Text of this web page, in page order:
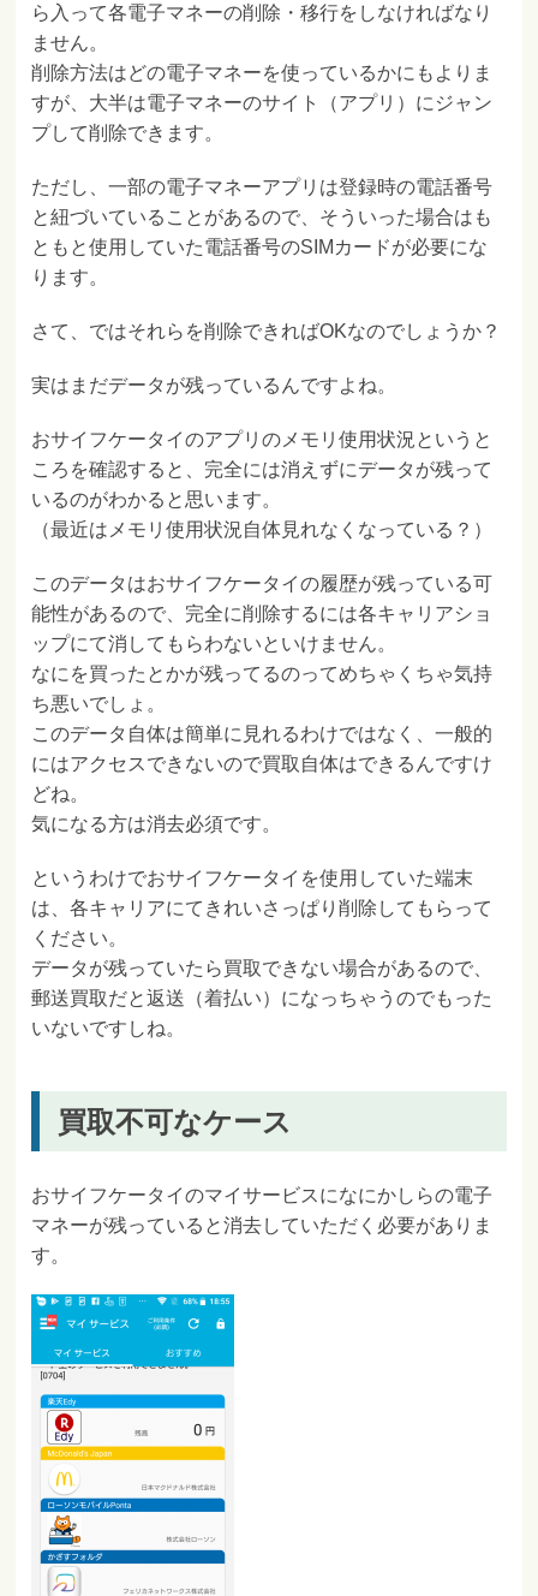
ら入って各電子マネーの削除・移行をしなければなり
ません。
削除方法はどの電子マネーを使っているかにもよりま
すが、大半は電子マネーのサイト（アプリ）にジャン
プして削除できます。
ただし、一部の電子マネーアプリは登録時の電話番号
と紐づいていることがあるので、そういった場合はも
ともと使用していた電話番号のSIMカードが必要にな
ります。
さて、ではそれらを削除できればOKなのでしょうか？
実はまだデータが残っているんですよね。
おサイフケータイのアプリのメモリ使用状況というと
ころを確認すると、完全には消えずにデータが残って
いるのがわかると思います。
（最近はメモリ使用状況自体見れなくなっている？）
このデータはおサイフケータイの履歴が残っている可
能性があるので、完全に削除するには各キャリアショ
ップにて消してもらわないといけません。
なにを買ったとかが残ってるのってめちゃくちゃ気持
ち悪いでしょ。
このデータ自体は簡単に見れるわけではなく、一般的
にはアクセスできないので買取自体はできるんですけ
どね。
気になる方は消去必須です。
というわけでおサイフケータイを使用していた端末
は、各キャリアにてきれいさっぱり削除してもらって
ください。
データが残っていたら買取できない場合があるので、
郵送買取だと返送（着払い）になっちゃうのでもった
いないですしね。
買取不可なケース
おサイフケータイのマイサービスになにかしらの電子
マネーが残っていると消去していただく必要がありま
す。